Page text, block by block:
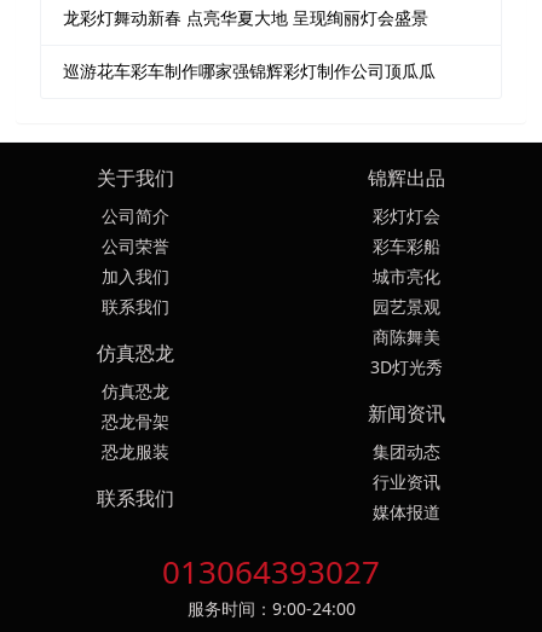
龙彩灯舞动新春 点亮华夏大地 呈现绚丽灯会盛景
巡游花车彩车制作哪家强锦辉彩灯制作公司顶瓜瓜
关于我们
公司简介
公司荣誉
加入我们
联系我们
锦辉出品
彩灯灯会
彩车彩船
城市亮化
园艺景观
商陈舞美
3D灯光秀
仿真恐龙
仿真恐龙
恐龙骨架
恐龙服装
新闻资讯
集团动态
行业资讯
媒体报道
联系我们
013064393027
服务时间：9:00-24:00